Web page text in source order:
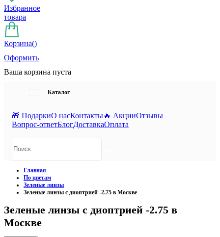
Избранное
товара
Корзина()
Оформить
Ваша корзина пуста
Каталог
🎁 ПодаркиО насКонтакты🔥 АкцииОтзывы
Вопрос-ответБлогДоставкаОплата
Главная
По цветам
Зеленые линзы
Зеленые линзы с диоптрией -2.75 в Москве
Зеленые линзы с диоптрией -2.75 в
Москве